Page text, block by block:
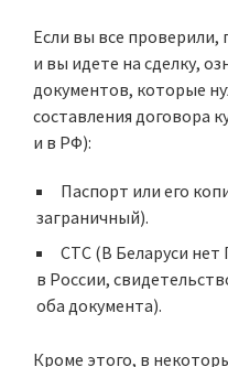
Если вы все проверили,
и вы идете на сделку,
документов, которые
составления договора
и в РФ):
Паспорт или его
заграничный).
СТС (В Беларуси
в России,
оба документа).
Кроме этого, в